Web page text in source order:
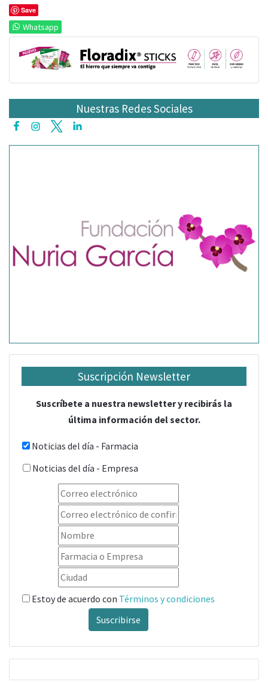
Save
Whatsapp
Nuestras Redes Sociales
Suscripción Newsletter
Suscríbete a nuestra newsletter y recibirás la
última información del sector.
Noticias del día - Farmacia
Noticias del día - Empresa
Estoy de acuerdo con Términos y condiciones
Suscribirse